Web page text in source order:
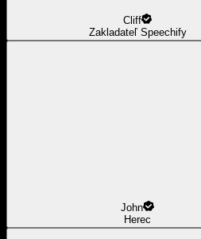
Cliff
Zakladateľ Speechify
John
Herec